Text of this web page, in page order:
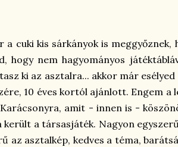
cuki kis sárkányok is meggyőznek,
hogy nem hagyományos
ki az asztalra... akkor már esélyed
10 éves kortól ajánlott. Engem a
amit - innen is -
a társasjáték. Nagyon
az asztalkép, kedves a téma,